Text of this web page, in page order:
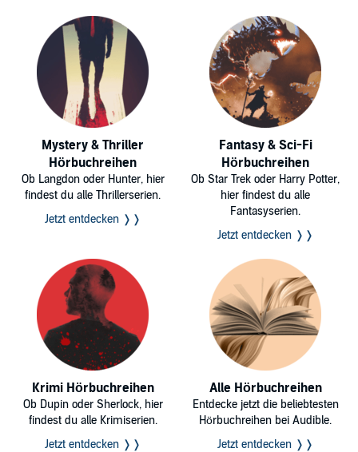
Mystery & Thriller
Hörbuchreihen
Ob Langdon oder Hunter, hier
findest du alle Thrillerserien.
Jetzt entdecken ❭❭
Fantasy & Sci-Fi
Hörbuchreihen
Ob Star Trek oder Harry Potter,
hier findest du alle
Fantasyserien.
Jetzt entdecken ❭❭
Krimi Hörbuchreihen
Ob Dupin oder Sherlock, hier
findest du alle Krimiserien.
Jetzt entdecken ❭❭
Alle Hörbuchreihen
Entdecke jetzt die beliebtesten
Hörbuchreihen bei Audible.
Jetzt entdecken ❭❭